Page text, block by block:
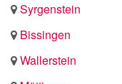
Syrgenstein
Bissingen
Wallerstein